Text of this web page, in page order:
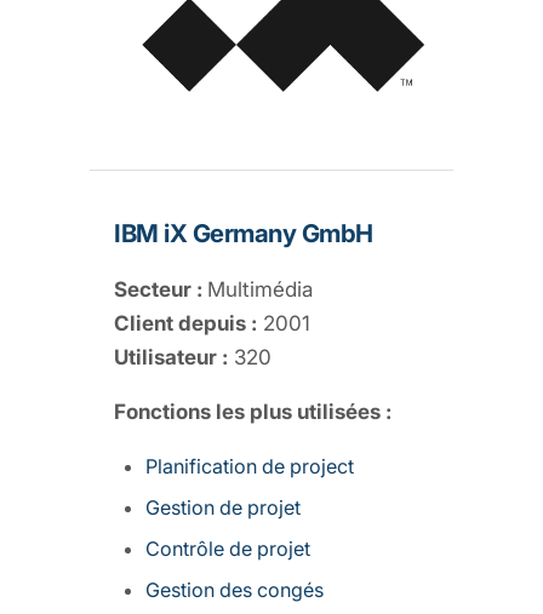
IBM iX Germany GmbH
Secteur : Multimédia
Client depuis : 2001
Utilisateur : 320
Fonctions les plus utilisées :
Planification de project
Gestion de projet
Contrôle de projet
Gestion des congés